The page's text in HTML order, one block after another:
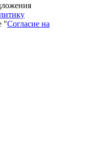
"Согласие на